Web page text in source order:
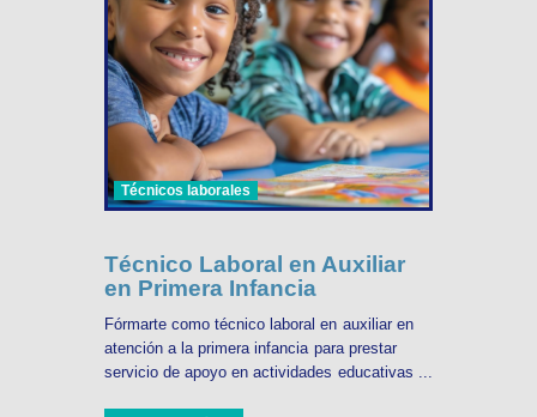
Técnicos laborales
Técnico Laboral en Auxiliar
en Primera Infancia
Fórmarte como técnico laboral en auxiliar en
atención a la primera infancia para prestar
servicio de apoyo en actividades educativas ...